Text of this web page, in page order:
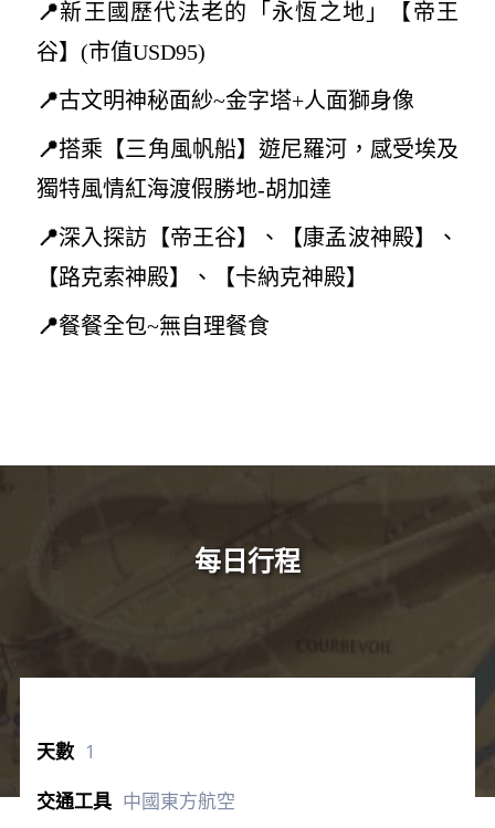
📍新王國歷代法老的「永恆之地」【帝王
谷】(市值USD95)
📍古文明神秘面紗~金字塔+人面獅身像
📍搭乘【三角風帆船】遊尼羅河，感受埃及
獨特風情紅海渡假勝地-胡加達
📍深入探訪【帝王谷】、【康孟波神殿】、
【路克索神殿】、【卡納克神殿】
📍餐餐全包~無自理餐食
每日行程
1
中國東方航空